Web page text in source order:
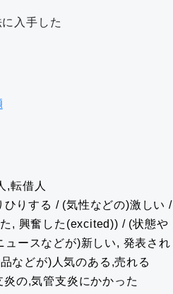
入手した
,転借人
, 興奮した(excited)) / (状態や
などが)人気のある,売れる
炎の,気管支炎にかかった